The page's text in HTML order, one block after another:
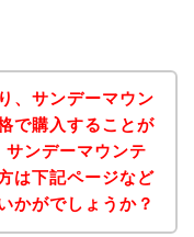
、サンデーマウン
で購入することが
ンデーマウンテ
は下記ページなど
かがでしょうか？